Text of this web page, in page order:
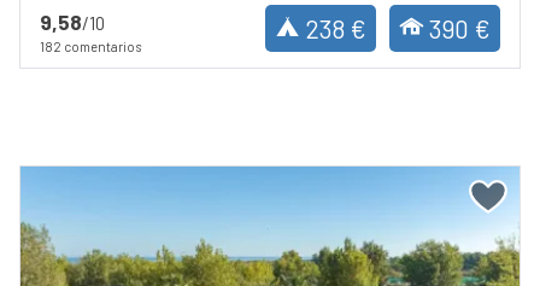
9,58/10
182 comentarios
238 € 390 €